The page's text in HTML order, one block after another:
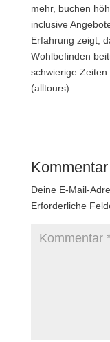
mehr, buchen
inclusive
Erfahrung zeigt,
Wohlbefinden
schwierige Zeiten
(alltours)
Deine E-Mail-
Erforderliche